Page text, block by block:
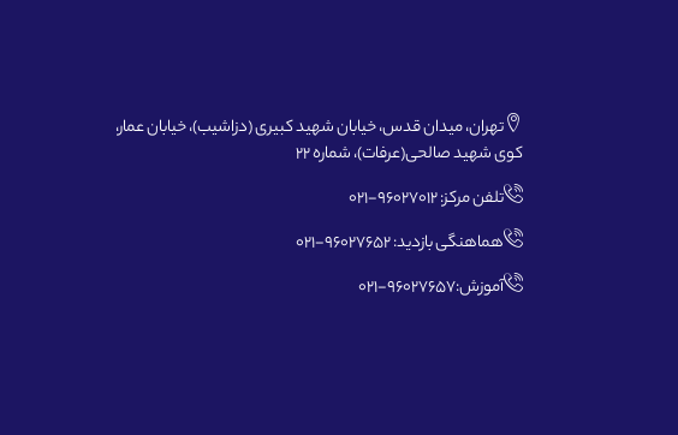
تهران، میدان قدس، خیابان شهید کبیری (دزاشیب)، خیابان عمار،
کوی شهید صالحی(عرفات)، شماره 22
تلفن مرکز: 96027012-021
هماهنگی بازدید: 96027652-021
آموزش:96027657-021